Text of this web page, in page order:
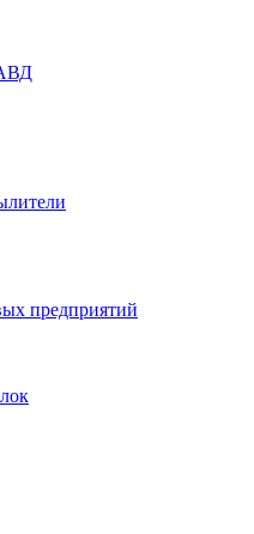
предприятий